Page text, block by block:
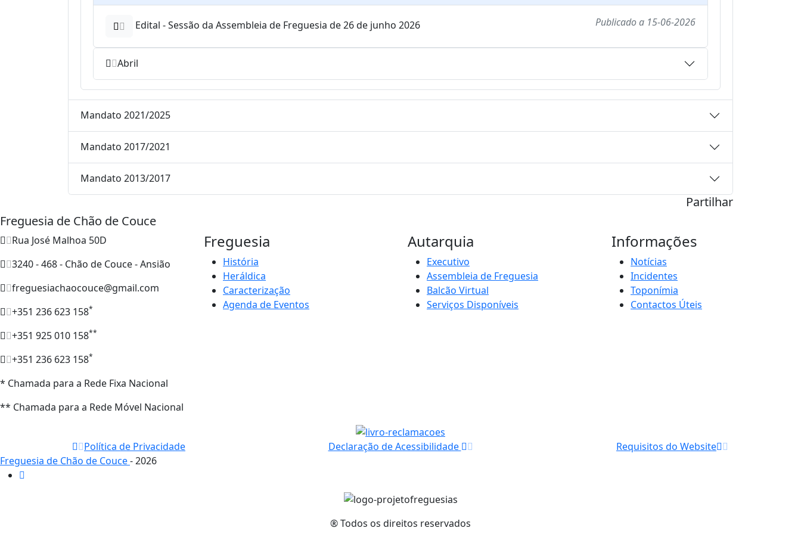
Edital - Sessão da Assembleia de Freguesia de 26 de junho 2026 Publicado a 15-06-2026
Abril
Mandato 2021/2025
Mandato 2017/2021
Mandato 2013/2017
Partilhar
Freguesia de Chão de Couce
Rua José Malhoa 50D
3240 - 468 - Chão de Couce - Ansião
freguesiachaocouce@gmail.com
+351 236 623 158*
+351 925 010 158**
+351 236 623 158*
* Chamada para a Rede Fixa Nacional
** Chamada para a Rede Móvel Nacional
Freguesia
História
Heráldica
Caracterização
Agenda de Eventos
Autarquia
Executivo
Assembleia de Freguesia
Balcão Virtual
Serviços Disponíveis
Informações
Notícias
Incidentes
Toponímia
Contactos Úteis
Política de Privacidade Declaração de Acessibilidade
Requisitos do Website
Freguesia de Chão de Couce- 2026
® Todos os direitos reservados